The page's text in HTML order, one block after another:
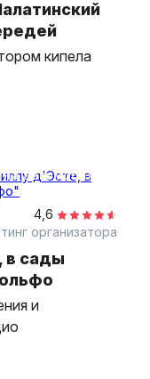
кипела
на автомобиле
4,6
организатора
в сады
и